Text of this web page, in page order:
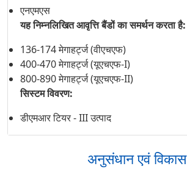
एनएमएस
यह निम्नलिखित आवृत्ति बैंडों का समर्थन करता है:
136-174 मेगाहर्ट्ज (वीएचएफ)
400-470 मेगाहर्ट्ज (यूएचएफ-I)
800-890 मेगाहर्ट्ज (यूएचएफ-II)
सिस्टम विवरण:
डीएमआर टियर - III उत्पाद
अनुसंधान एवं विकास